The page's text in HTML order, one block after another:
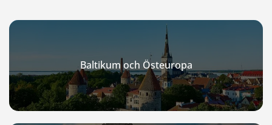
Baltikum och Östeuropa